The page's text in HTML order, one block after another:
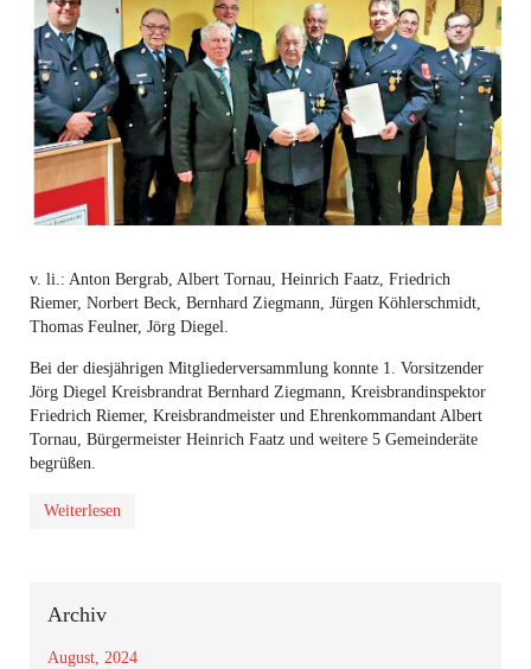
v. li.: Anton Bergrab, Albert Tornau, Heinrich Faatz, Friedrich
Riemer, Norbert Beck, Bernhard Ziegmann, Jürgen Köhlerschmidt,
Thomas Feulner, Jörg Diegel.
Bei der diesjährigen Mitgliederversammlung konnte 1. Vorsitzender
Jörg Diegel Kreisbrandrat Bernhard Ziegmann, Kreisbrandinspektor
Friedrich Riemer, Kreisbrandmeister und Ehrenkommandant Albert
Tornau, Bürgermeister Heinrich Faatz und weitere 5 Gemeinderäte
begrüßen.
Weiterlesen
Archiv
August, 2024